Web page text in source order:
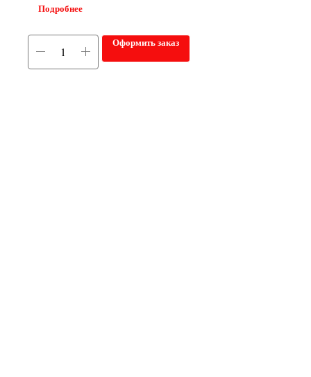
Подробнее
Оформить заказ